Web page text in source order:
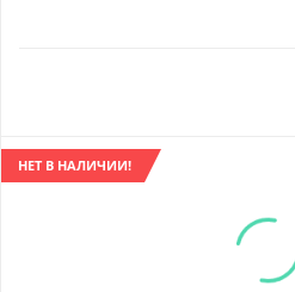
НЕТ В НАЛИЧИИ!